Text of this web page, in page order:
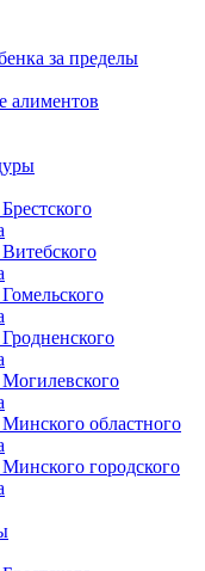
за пределы
алиментов
областного
городского